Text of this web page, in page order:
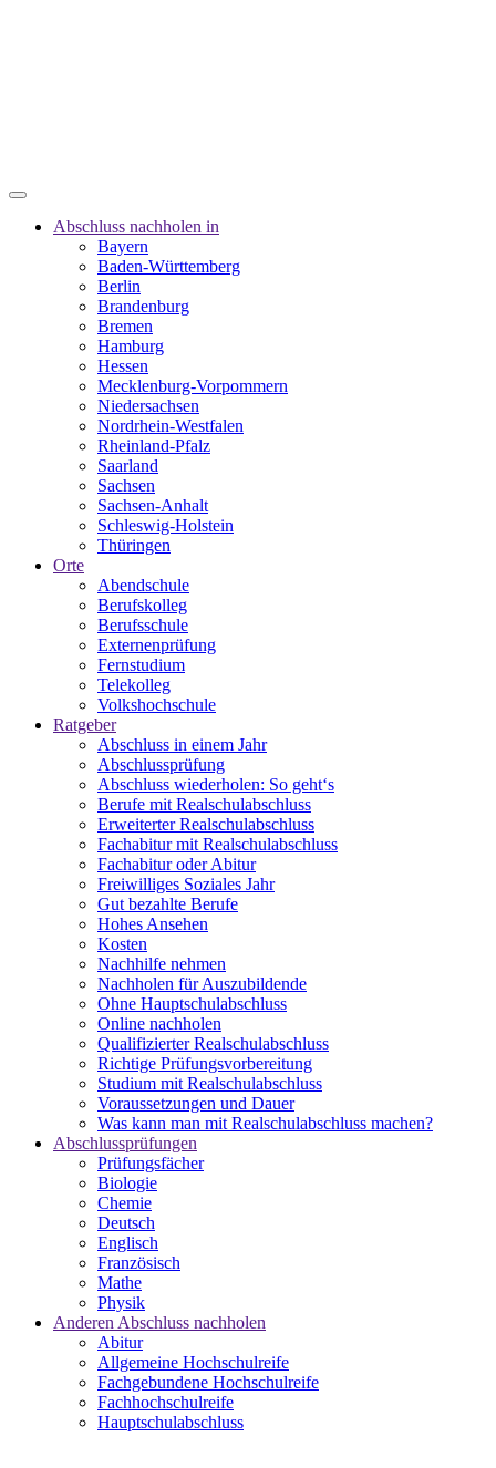
Abschluss nachholen in
Bayern
Baden-Württemberg
Berlin
Brandenburg
Bremen
Hamburg
Hessen
Mecklenburg-Vorpommern
Niedersachsen
Nordrhein-Westfalen
Rheinland-Pfalz
Saarland
Sachsen
Sachsen-Anhalt
Schleswig-Holstein
Thüringen
Orte
Abendschule
Berufskolleg
Berufsschule
Externenprüfung
Fernstudium
Telekolleg
Volkshochschule
Ratgeber
Abschluss in einem Jahr
Abschlussprüfung
Abschluss wiederholen: So geht‘s
Berufe mit Realschulabschluss
Erweiterter Realschulabschluss
Fachabitur mit Realschulabschluss
Fachabitur oder Abitur
Freiwilliges Soziales Jahr
Gut bezahlte Berufe
Hohes Ansehen
Kosten
Nachhilfe nehmen
Nachholen für Auszubildende
Ohne Hauptschulabschluss
Online nachholen
Qualifizierter Realschulabschluss
Richtige Prüfungsvorbereitung
Studium mit Realschulabschluss
Voraussetzungen und Dauer
Was kann man mit Realschulabschluss machen?
Abschlussprüfungen
Prüfungsfächer
Biologie
Chemie
Deutsch
Englisch
Französisch
Mathe
Physik
Anderen Abschluss nachholen
Abitur
Allgemeine Hochschulreife
Fachgebundene Hochschulreife
Fachhochschulreife
Hauptschulabschluss